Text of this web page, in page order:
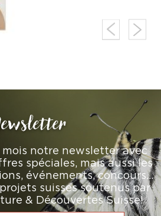
mois notre newsletter avec
spéciales, mais aussi les
événements, concours…
suisses soutenus par
& Découvertes Suisse!